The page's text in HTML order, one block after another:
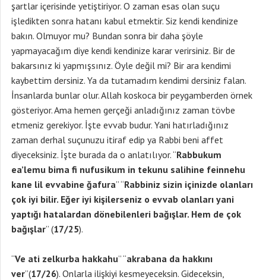
şartlar içerisinde yetiştiriyor. O zaman esas olan suçu
işledikten sonra hatanı kabul etmektir. Siz kendi kendinize
bakın. Olmuyor mu? Bundan sonra bir daha şöyle
yapmayacağım diye kendi kendinize karar verirsiniz. Bir de
bakarsınız ki yapmışsınız. Öyle değil mi? Bir ara kendimi
kaybettim dersiniz. Ya da tutamadım kendimi dersiniz falan.
İnsanlarda bunlar olur. Allah koskoca bir peygamberden örnek
gösteriyor. Ama hemen gerçeği anladığınız zaman tövbe
etmeniz gerekiyor. İşte evvab budur. Yani hatırladığınız
zaman derhal suçunuzu itiraf edip ya Rabbi beni affet
diyeceksiniz. İşte burada da o anlatılıyor. “Rabbukum
ea’lemu bima fi nufusikum in tekunu salihine feinnehu
kane lil evvabine ğafura” “Rabbiniz sizin içinizde olanları
çok iyi bilir. Eğer iyi kişilerseniz o evvab olanları yani
yaptığı hatalardan dönebilenleri bağışlar. Hem de çok
bağışlar” (17/25).
“Ve ati zelkurba hakkahu” “akrabana da hakkını
ver”(17/26). Onlarla ilişkiyi kesmeyeceksin. Gideceksin,